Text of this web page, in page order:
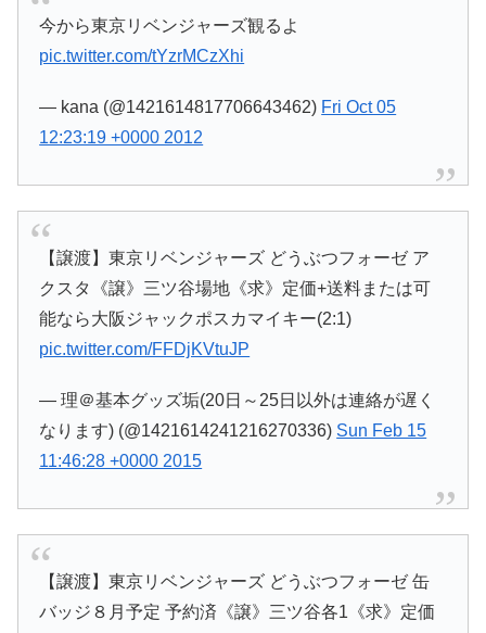
今から東京リベンジャーズ観るよ
pic.twitter.com/tYzrMCzXhi
— kana (@1421614817706643462) Fri Oct 05
12:23:19 +0000 2012
【譲渡】東京リベンジャーズ どうぶつフォーゼ ア
クスタ《譲》三ツ谷場地《求》定価+送料または可
能なら大阪ジャックポスカマイキー(2:1)
pic.twitter.com/FFDjKVtuJP
— 理＠基本グッズ垢(20日～25日以外は連絡が遅く
なります) (@1421614241216270336) Sun Feb 15
11:46:28 +0000 2015
【譲渡】東京リベンジャーズ どうぶつフォーゼ 缶
バッジ８月予定 予約済《譲》三ツ谷各1《求》定価